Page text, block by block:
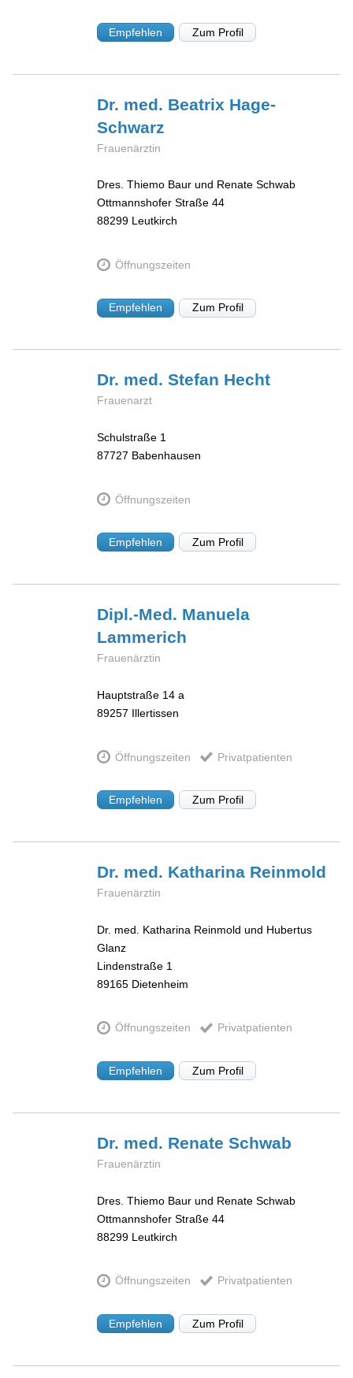
Empfehlen Zum Profil
Dr. med. Beatrix Hage-
Schwarz
Frauenärztin
Dres. Thiemo Baur und Renate Schwab
Ottmannshofer Straße 44
88299 Leutkirch
Öffnungszeiten
Empfehlen Zum Profil
Dr. med. Stefan Hecht
Frauenarzt
Schulstraße 1
87727 Babenhausen
Öffnungszeiten
Empfehlen Zum Profil
Dipl.-Med. Manuela
Lammerich
Frauenärztin
Hauptstraße 14 a
89257 Illertissen
Öffnungszeiten Privatpatienten
Empfehlen Zum Profil
Dr. med. Katharina Reinmold
Frauenärztin
Dr. med. Katharina Reinmold und Hubertus
Glanz
Lindenstraße 1
89165 Dietenheim
Öffnungszeiten Privatpatienten
Empfehlen Zum Profil
Dr. med. RenateSchwab
Frauenärztin
Dres. Thiemo Baur und Renate Schwab
Ottmannshofer Straße 44
88299 Leutkirch
Öffnungszeiten Privatpatienten
Empfehlen Zum Profil